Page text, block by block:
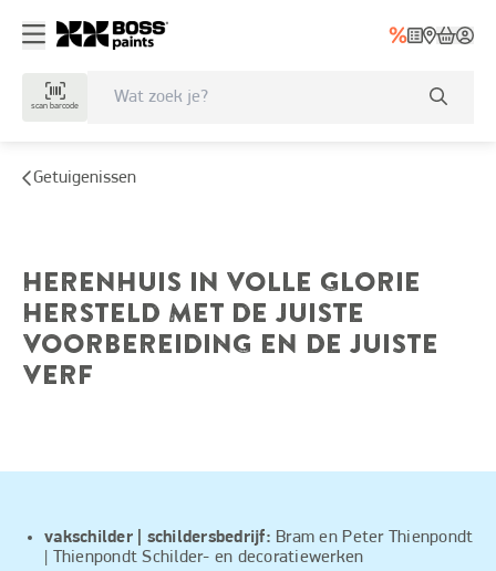
scan barcode
getuigenissen
HERENHUIS IN VOLLE GLORIE
HERSTELD MET DE JUISTE
VOORBEREIDING EN DE JUISTE
VERF
vakschilder | schildersbedrijf: Bram en Peter Thienpondt
| Thienpondt Schilder- en decoratiewerken